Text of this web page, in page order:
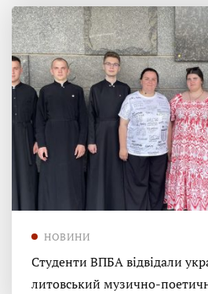
НОВИНИ
Студенти ВПБА відвідали
литовський музично-